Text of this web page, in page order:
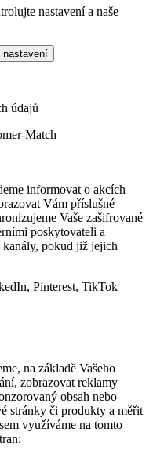
nastavení a naše
nastavení
údajů
Match
informovat o akcích
Vám příslušné
Vaše zašifrované
poskytovateli a
pokud již jejich
Pinterest, TikTok
na základě Vašeho
zobrazovat reklamy
obsah nebo
stránky či produkty a měřit
využíváme na tomto